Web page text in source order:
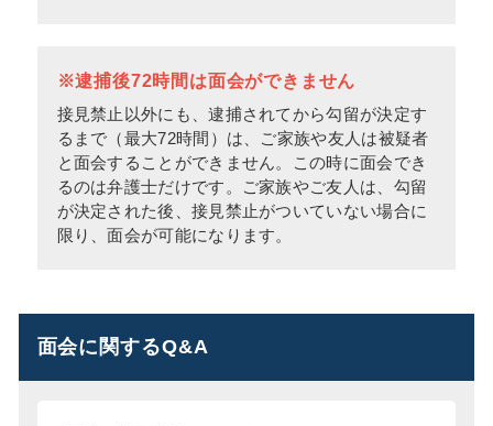
※逮捕後72時間は面会ができません
接見禁止以外にも、逮捕されてから勾留が決定す
るまで（最大72時間）は、ご家族や友人は被疑者
と面会することができません。この時に面会でき
るのは弁護士だけです。ご家族やご友人は、勾留
が決定された後、接見禁止がついていない場合に
限り、面会が可能になります。
面会に関するQ&A